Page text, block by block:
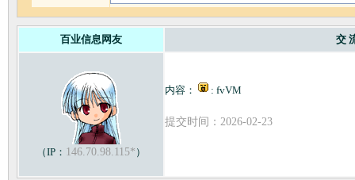
百业信息网友 交
（IP： 146.70.98.115* ）
内容： : fvVM
提交时间：2026-02-23